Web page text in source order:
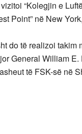
“Kolegjin e
Point” në New
do të realizoi takim
General William
të FSK-së në